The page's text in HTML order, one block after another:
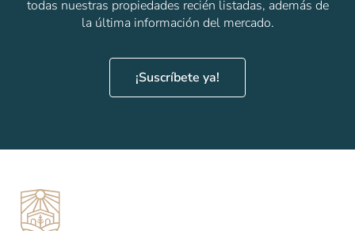
todas nuestras propiedades recién listadas, además de
la última información del mercado.
¡Suscríbete ya!